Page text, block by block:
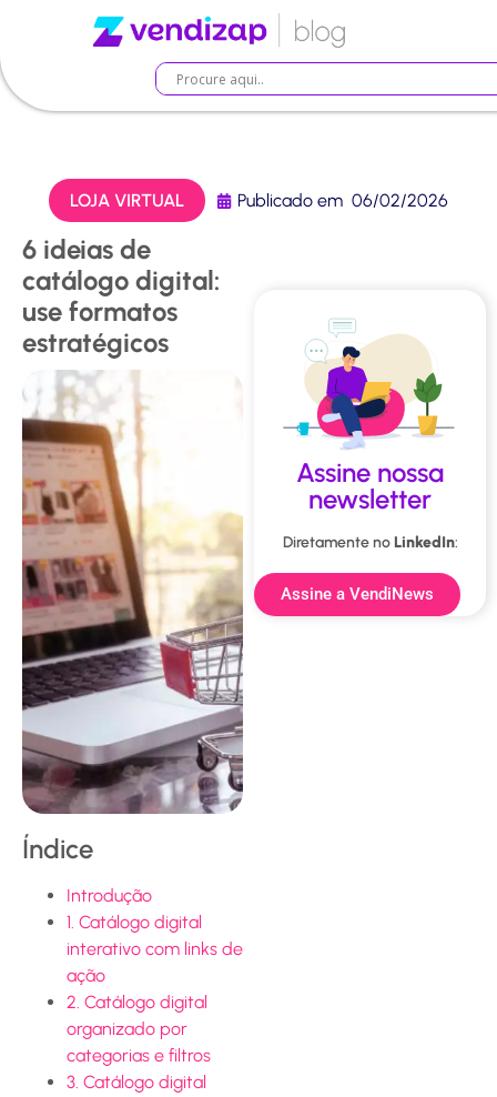
LOJA VIRTUAL Publicado em 06/02/2026
6 ideias de
catálogo digital:
use formatos
estratégicos
Índice
Introdução
1. Catálogo digital
interativo com links de
ação
2. Catálogo digital
organizado por
categorias e filtros
3. Catálogo digital
Assine nossa
newsletter
Diretamente noLinkedIn:
Assine a VendiNews